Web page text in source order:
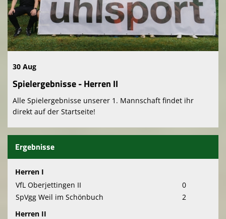
30 Aug
Spielergebnisse - Herren II
Alle Spielergebnisse unserer 1. Mannschaft findet ihr
direkt auf der Startseite!
Ergebnisse
Herren I
VfL Oberjettingen II
0
SpVgg Weil im Schönbuch
2
Herren II